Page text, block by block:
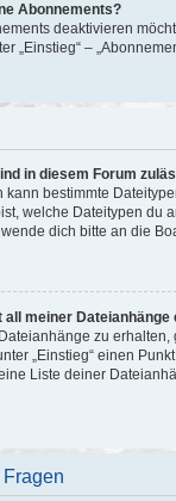
Abonnements?
deaktivieren
„Einstieg“ –
in diesem Forum
kann bestimmte
welche Dateitypen du
dich bitte an die
all meiner Dateianhänge
zu
„Einstieg“ einen
Liste deiner